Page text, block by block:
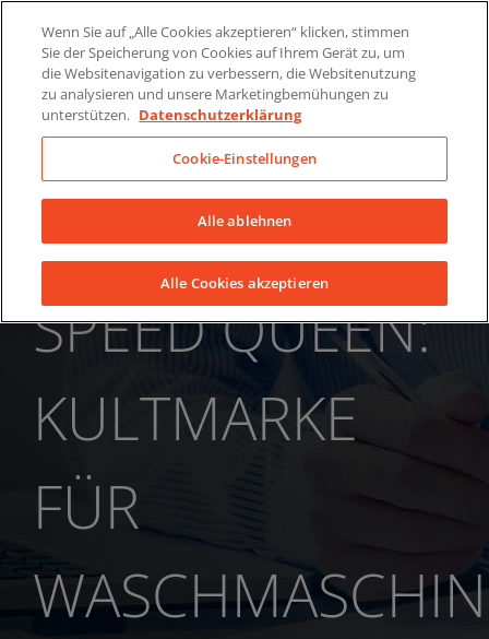
content
LinkedInYouTubeFacebook
SPEED QUEEN:
KULTMARKE
FÜR
Wenn Sie auf „Alle Cookies akzeptieren“ klicken, stimmen
Sie der Speicherung von Cookies auf Ihrem Gerät zu, um
die Websitenavigation zu verbessern, die Websitenutzung
zu analysieren und unsere Marketingbemühungen zu
unterstützen. Datenschutzerklärung
Cookie-Einstellungen
Alle ablehnen
Alle Cookies akzeptieren